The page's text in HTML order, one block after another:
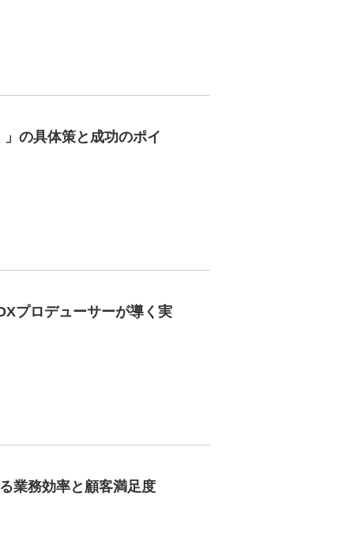
の具体策と成功のポイ
プロデューサーが導く実
業務効率と顧客満足度